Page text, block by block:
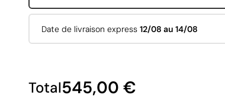
Date de livraison express 12/08 au 14/08
Total545,00 €